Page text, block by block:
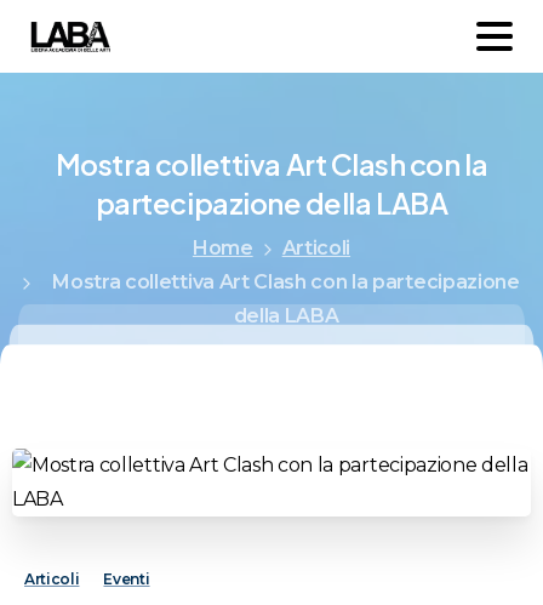
Mostra collettiva ArtClashcon la
partecipazionedella LABA
Home
Articoli
Mostra collettiva Art Clash con la partecipazione
della LABA
Articoli Eventi